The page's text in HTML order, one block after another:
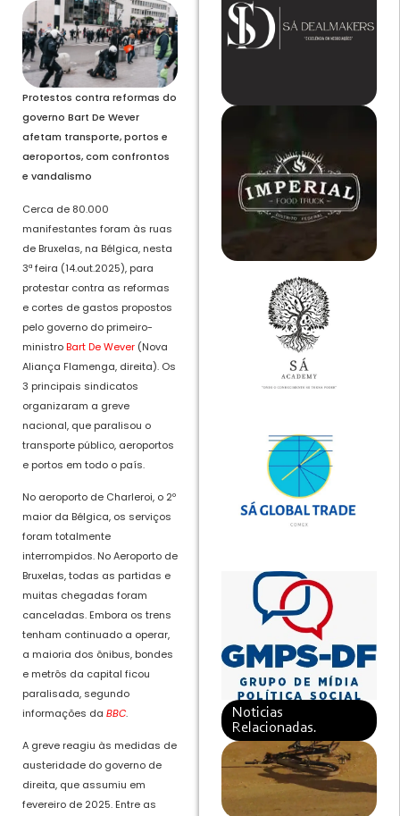
Protestos contra reformas do
governo Bart De Wever
afetam transporte, portos e
aeroportos, com confrontos
e vandalismo
Cerca de 80.000
manifestantes foram às ruas
de Bruxelas, na Bélgica, nesta
3ª feira (14.out.2025), para
protestar contra as reformas
e cortes de gastos propostos
pelo governo do primeiro-
ministroBart De Wever (Nova
Aliança Flamenga, direita). Os
3 principais sindicatos
organizaram a greve
nacional, que paralisou o
transporte público, aeroportos
e portos em todo o país.
No aeroporto de Charleroi, o 2º
maior da Bélgica, os serviços
foram totalmente
interrompidos. No Aeroporto de
Bruxelas, todas as partidas e
muitas chegadas foram
canceladas. Embora os trens
tenham continuado a operar,
a maioria dos ônibus, bondes
e metrôs da capital ficou
paralisada, segundo
informações da BBC.
A greve reagiu às medidas de
austeridade do governo de
direita, que assumiu em
fevereiro de 2025. Entre as
Noticias
Relacionadas.